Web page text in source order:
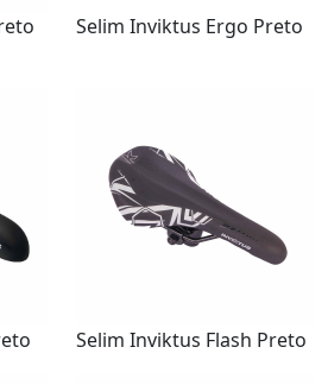
Selim Inviktus Ergo Preto
Selim Inviktus Flash Preto